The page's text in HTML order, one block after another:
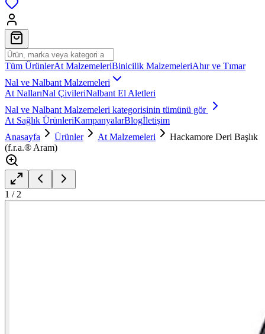
Tüm ÜrünlerAt MalzemeleriBinicilik MalzemeleriAhır ve Tımar
Nal ve Nalbant Malzemeleri
At NallarıNal ÇivileriNalbant El Aletleri
Nal ve Nalbant Malzemeleri kategorisinin tümünü gör
At Sağlık ÜrünleriKampanyalarBlogİletişim
Anasayfa
Ürünler At Malzemeleri
Hackamore Deri Başlık
(f.r.a.® Aram)
1 / 2